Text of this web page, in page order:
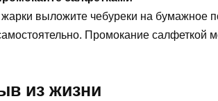
выложите чебуреки на бумажное
Промокание салфеткой
из жизни